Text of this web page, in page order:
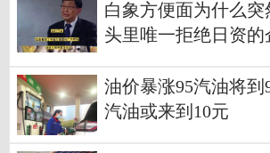
白象方便面为什么突
头里唯一拒绝日资的
油价暴涨95汽油将到
汽油或来到10元